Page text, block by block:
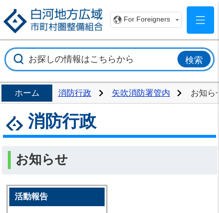
白
For Foreigners
ホーム 消防行政 矢吹消防署管内 お知ら
消防行政
お知らせ
活動報告